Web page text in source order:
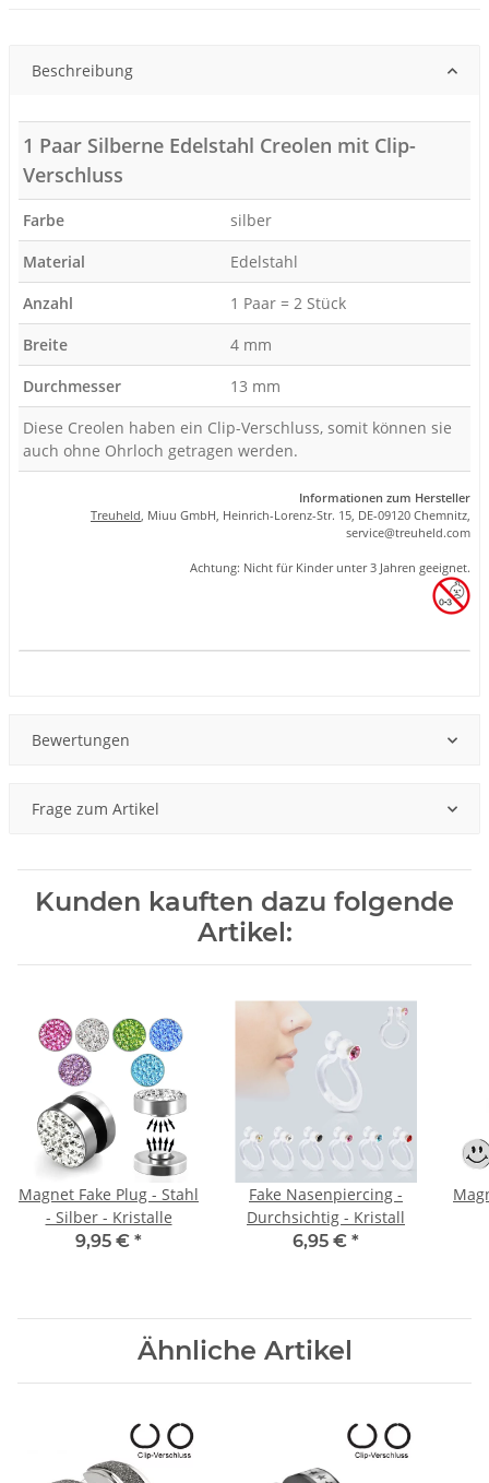
Beschreibung
1 Paar Silberne Edelstahl Creolen mit Clip-
Verschluss
Farbe
silber
Material
Edelstahl
Anzahl
1 Paar = 2 Stück
Breite
4 mm
Durchmesser
13 mm
Diese Creolen haben ein Clip-Verschluss, somit können sie
auch ohne Ohrloch getragen werden.
Informationen zum Hersteller
Treuheld, Miuu GmbH, Heinrich-Lorenz-Str. 15, DE-09120 Chemnitz,
service@treuheld.com
Achtung: Nicht für Kinder unter 3 Jahren geeignet.
Bewertungen
Frage zum Artikel
Kunden kauften dazu folgende
Artikel:
Magnet Fake Plug - Stahl
- Silber - Kristalle
9,95 € *
Fake Nasenpiercing -
Durchsichtig - Kristall
6,95 € *
Ähnliche Artikel